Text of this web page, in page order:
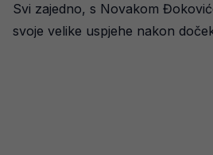
Svi zajedno, s Novakom
svoje velike uspjehe nakon